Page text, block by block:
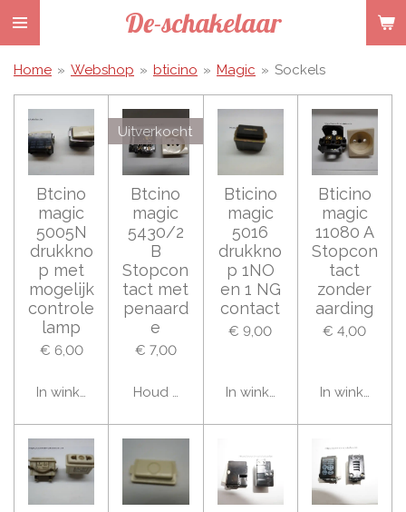
Ga
naar
hoofdinhoud
De-schakelaar
Home » Webshop » bticino » Magic » Sockels
Btcino
magic
5005N
drukkno
p met
mogelijk
controle
lamp
€ 6,00
In winkelwagen
Uitverkocht
Btcino
magic
5430/2
B
Stopcon
tact met
penaard
e
€ 7,00
Houd mij op de hoogte
Bticino
magic
5016
drukkno
p 1NO
en 1 NG
contact
€ 9,00
In winkelwagen
Bticino
magic
11080 A
Stopcon
tact
zonder
aarding
€ 4,00
In